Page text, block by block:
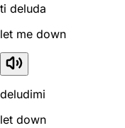
ti deluda
let me down
deludimi
let down